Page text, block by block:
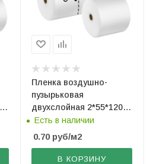
Пленка воздушно-
пузырьковая
двухслойная 2*55*120
(рез. по 60 см)
Есть в наличии
0.70 руб/м2
В КОРЗИНУ